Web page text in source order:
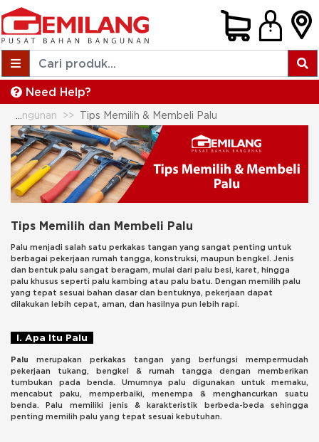
Need Help?
Tips Memilih & Membeli Palu
Tips Memilih dan Membeli Palu
Palu menjadi salah satu perkakas tangan yang sangat penting untuk
berbagai pekerjaan rumah tangga, konstruksi, maupun bengkel. Jenis
dan bentuk palu sangat beragam, mulai dari palu besi, karet, hingga
palu khusus seperti palu kambing atau palu batu. Dengan memilih palu
yang tepat sesuai bahan dasar dan bentuknya, pekerjaan dapat
dilakukan lebih cepat, aman, dan hasilnya pun lebih rapi.
I. Apa Itu Palu
Palu merupakan perkakas tangan yang berfungsi mempermudah
pekerjaan tukang, bengkel & rumah tangga dengan memberikan
tumbukan pada benda. Umumnya palu digunakan untuk memaku,
mencabut paku, memperbaiki, menempa & menghancurkan suatu
benda. Palu memiliki jenis & karakteristik berbeda-beda sehingga
penting memilih palu yang tepat sesuai kebutuhan.